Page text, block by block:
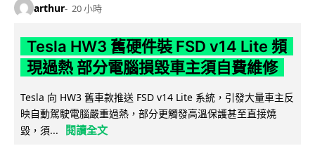
arthur 20 小時
Tesla HW3 舊硬件裝 FSD v14 Lite 頻
現過熱 部分電腦損毀車主須自費維修
Tesla 向 HW3 舊車款推送 FSD v14 Lite 系統，引發大量車主反
映自動駕駛電腦嚴重過熱，部分更觸發高溫保護甚至直接燒
毀，須...
閱讀全文